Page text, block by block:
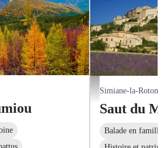
FIB Simiane-la-Rotonde -
Simiane-la-Rotonde
Saut du
Balade en famille